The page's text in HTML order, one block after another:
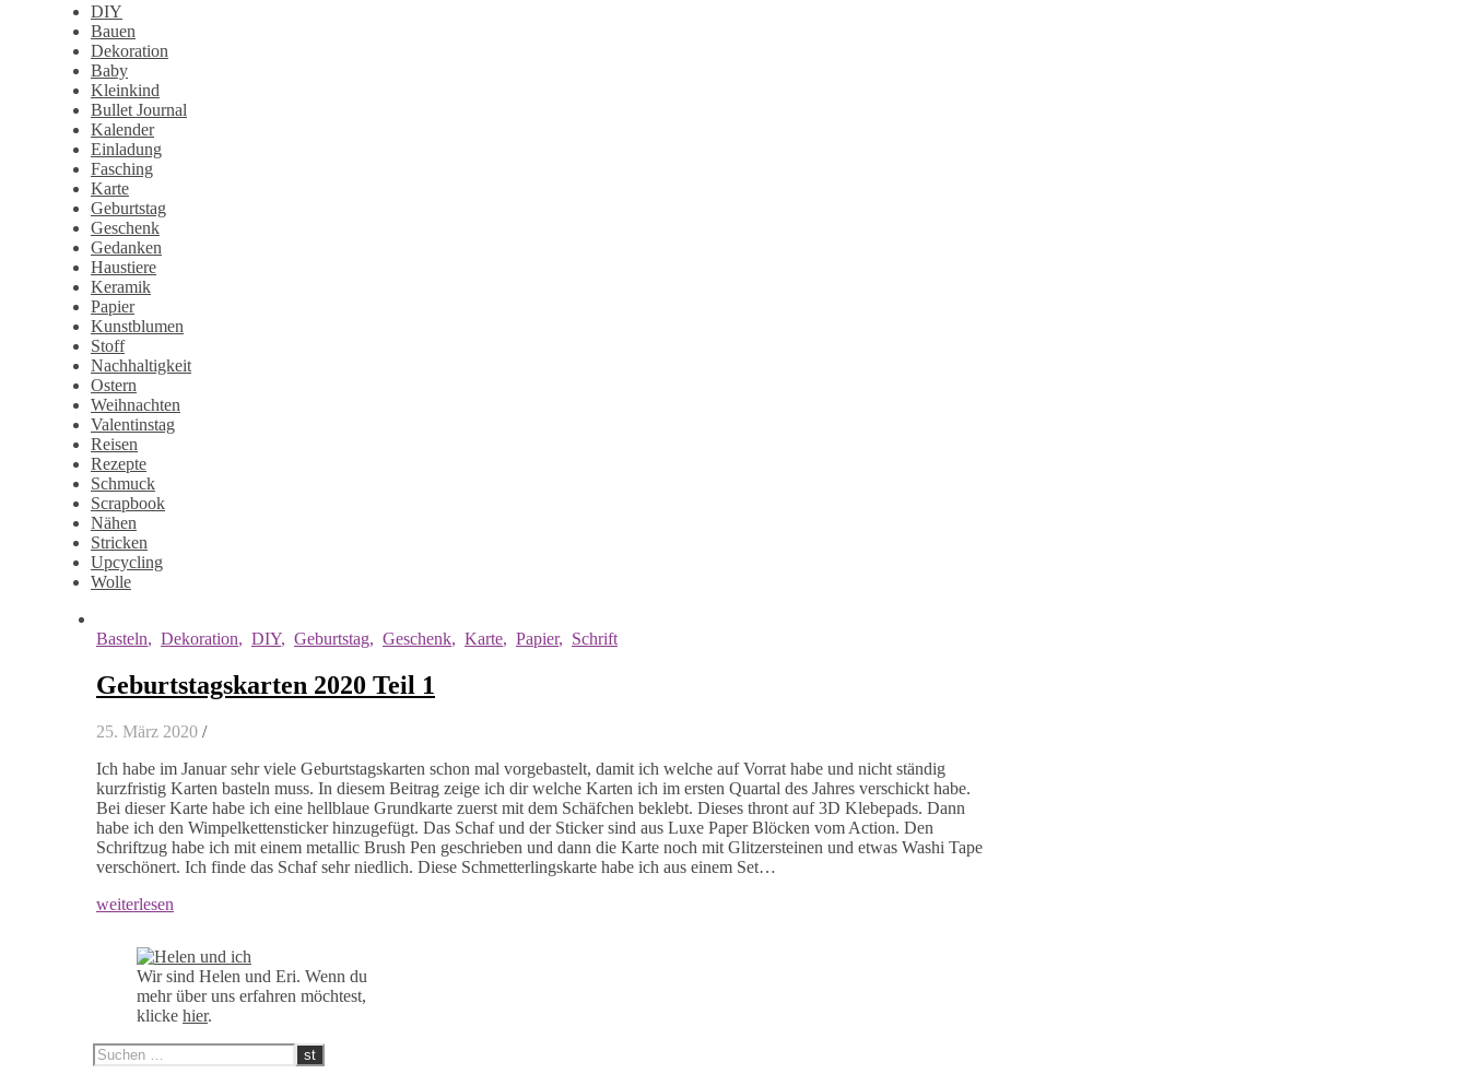
DIY
Bauen
Dekoration
Baby
Kleinkind
Bullet Journal
Kalender
Einladung
Fasching
Karte
Geburtstag
Geschenk
Gedanken
Haustiere
Keramik
Papier
Kunstblumen
Stoff
Nachhaltigkeit
Ostern
Weihnachten
Valentinstag
Reisen
Rezepte
Schmuck
Scrapbook
Nähen
Stricken
Upcycling
Wolle
Basteln, Dekoration, DIY, Geburtstag, Geschenk, Karte, Papier, Schrift
Geburtstagskarten 2020 Teil 1
25. März 2020 /
Ich habe im Januar sehr viele Geburtstagskarten schon mal vorgebastelt, damit ich welche auf Vorrat habe und nicht ständig
kurzfristig Karten basteln muss. In diesem Beitrag zeige ich dir welche Karten ich im ersten Quartal des Jahres verschickt habe.
Bei dieser Karte habe ich eine hellblaue Grundkarte zuerst mit dem Schäfchen beklebt. Dieses thront auf 3D Klebepads. Dann
habe ich den Wimpelkettensticker hinzugefügt. Das Schaf und der Sticker sind aus Luxe Paper Blöcken vom Action. Den
Schriftzug habe ich mit einem metallic Brush Pen geschrieben und dann die Karte noch mit Glitzersteinen und etwas Washi Tape
verschönert. Ich finde das Schaf sehr niedlich. Diese Schmetterlingskarte habe ich aus einem Set…
weiterlesen
Wir sind Helen und Eri. Wenn du
mehr über uns erfahren möchtest,
klicke hier.